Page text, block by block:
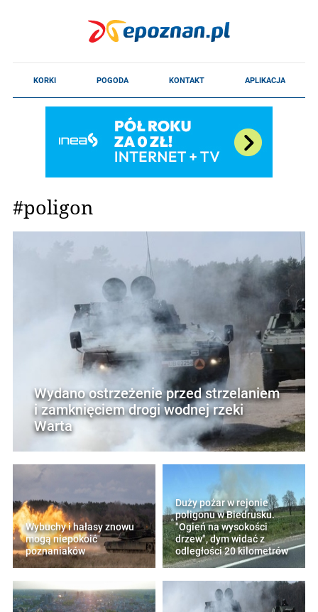
#poligon
Wydano ostrzeżenie przed strzelaniem
i zamknięciem drogi wodnej rzeki
Warta
Wybuchy i hałasy znowu
mogą niepokoić
poznaniaków
Duży pożar w rejonie
poligonu w Biedrusku.
"Ogień na wysokości
drzew", dym widać z
odległości 20 kilometrów